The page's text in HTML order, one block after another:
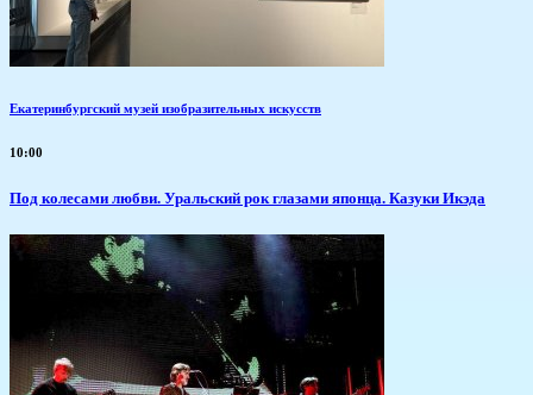
Екатеринбургский музей изобразительных искусств
10:00
Под колесами любви. Уральский рок глазами японца. Казуки Икэда